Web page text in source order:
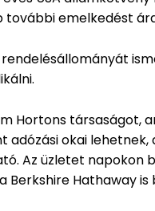
további emelkedést
Hortons társaságot,
adózási okai
Az üzletet napokon
Berkshire Hathaway is